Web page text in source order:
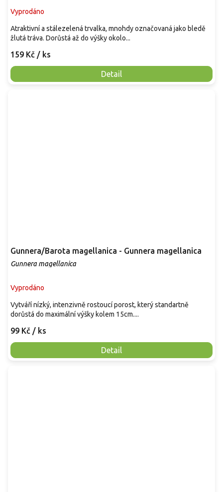
Vyprodáno
159 Kč / ks
Detail
Atraktivní a stálezelená trvalka, mnohdy označovaná jako bledě
žlutá tráva. Dorůstá až do výšky okolo...
Gunnera/Barota magellanica - Gunnera magellanica
Gunnera magellanica
Vyprodáno
99 Kč / ks
Detail
Vytváří nízký, intenzivně rostoucí porost, který standartně
dorůstá do maximální výšky kolem 15cm....